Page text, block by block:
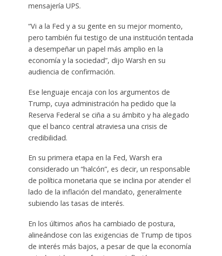
mensajería UPS.
“Vi a la Fed y a su gente en su mejor momento,
pero también fui testigo de una institución tentada
a desempeñar un papel más amplio en la
economía y la sociedad”, dijo Warsh en su
audiencia de confirmación.
Ese lenguaje encaja con los argumentos de
Trump, cuya administración ha pedido que la
Reserva Federal se ciña a su ámbito y ha alegado
que el banco central atraviesa una crisis de
credibilidad.
En su primera etapa en la Fed, Warsh era
considerado un “halcón”, es decir, un responsable
de política monetaria que se inclina por atender el
lado de la inflación del mandato, generalmente
subiendo las tasas de interés.
En los últimos años ha cambiado de postura,
alineándose con las exigencias de Trump de tipos
de interés más bajos, a pesar de que la economía